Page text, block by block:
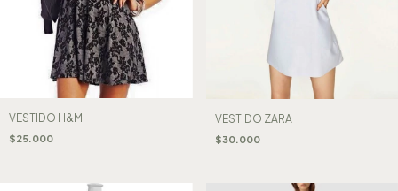
VESTIDO H&M
$25.000
VESTIDO ZARA
$30.000